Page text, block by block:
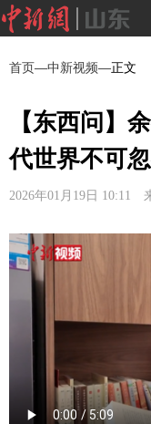
首页—中新视频—正文
【东西问】
代世界不可
2026年01月19日 10:11